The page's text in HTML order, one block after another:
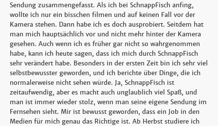
Sendung zusammengefasst. Als ich bei SchnappFisch anfing,
wollte ich nur ein bisschen filmen und auf keinen Fall vor der
Kamera stehen. Dann habe ich es doch ausprobiert. Seitdem hat
man mich hauptsächlich vor und nicht mehr hinter der Kamera
gesehen. Auch wenn ich es früher gar nicht so wahrgenommen
habe, kann ich heute sagen, dass ich mich durch SchnappFisch
sehr verändert habe. Besonders in der ersten Zeit bin ich sehr viel
selbstbewusster geworden, und ich berichte über Dinge, die ich
normalerweise nicht sehen würde. Ja, SchnappFisch ist
zeitaufwendig, aber es macht auch unglaublich viel Spaß, und
man ist immer wieder stolz, wenn man seine eigene Sendung im
Fernsehen sieht. Mir ist bewusst geworden, dass ein Job in den
Medien für mich genau das Richtige ist. Ab Herbst studiere ich